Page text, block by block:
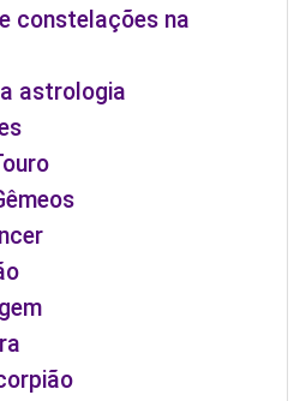
constelações na
astrologia